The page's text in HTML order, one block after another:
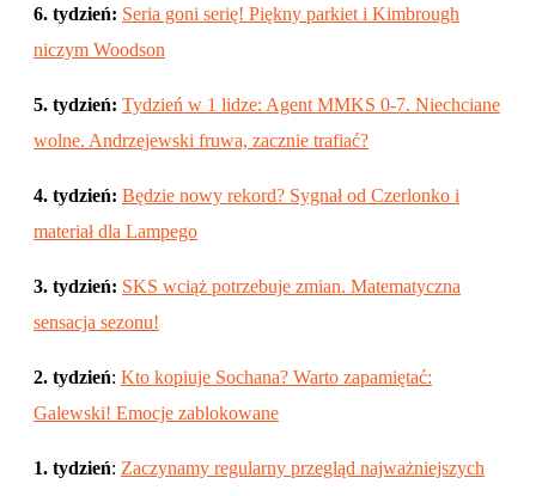
6. tydzień: Seria goni serię! Piękny parkiet i Kimbrough
niczym Woodson
5. tydzień: Tydzień w 1 lidze: Agent MMKS 0-7. Niechciane
wolne. Andrzejewski fruwa, zacznie trafiać?
4. tydzień: Będzie nowy rekord? Sygnał od Czerlonko i
materiał dla Lampego
3. tydzień: SKS wciąż potrzebuje zmian. Matematyczna
sensacja sezonu!
2. tydzień: Kto kopiuje Sochana? Warto zapamiętać:
Galewski! Emocje zablokowane
1. tydzień: Zaczynamy regularny przegląd najważniejszych